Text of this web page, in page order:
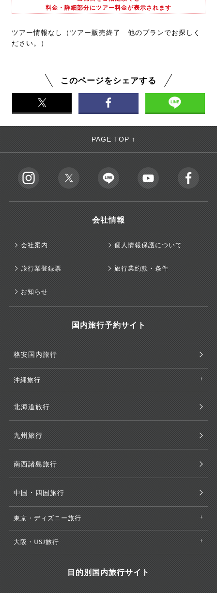
料金・詳細部分にツアー料金が表示されます
ツアー情報なし（ツアー販売終了 他のプランでお探しく
ださい。）
このページをシェアする
PAGE TOP ↑
会社情報
会社案内 個人情報保護について
旅行業登録票 旅行業約款・条件
お知らせ
国内旅行予約サイト
格安国内旅行
沖縄旅行
北海道旅行
九州旅行
南西諸島旅行
中国・四国旅行
東京・ディズニー旅行
大阪・USJ旅行
目的別国内旅行サイト